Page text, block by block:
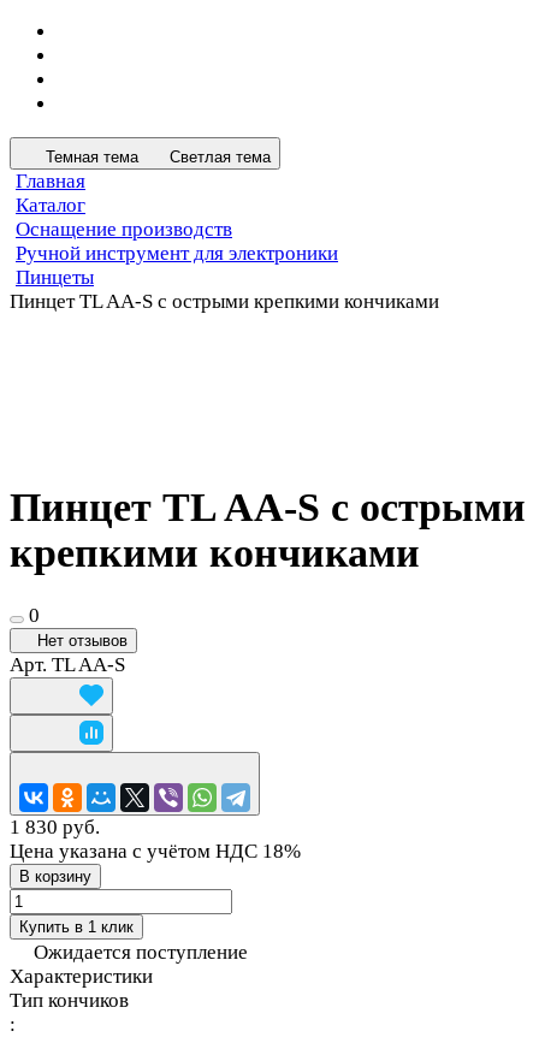
Темная тема Светлая тема
Главная
Каталог
Оснащение производств
Ручной инструмент для электроники
Пинцеты
Пинцет TL AA-S с острыми крепкими кончиками
Пинцет TL AA-S с острыми
крепкими кончиками
0
Нет отзывов
Арт. TL AA-S
1 830 руб.
Цена указана с учётом НДС 18%
В корзину
Купить в 1 клик
Ожидается поступление
Характеристики
Тип кончиков
: